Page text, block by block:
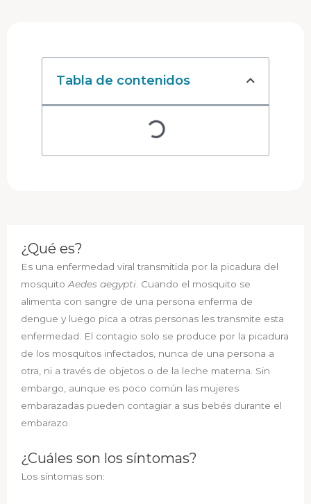
Tabla de contenidos
¿Qué es?
Es una enfermedad viral transmitida por la picadura del
mosquitoAedes aegypti. Cuando el mosquito se
alimenta con sangre de una persona enferma de
dengue y luego pica a otras personas les transmite esta
enfermedad. El contagio solo se produce por la picadura
de los mosquitos infectados, nunca de una persona a
otra, ni a través de objetos o de la leche materna. Sin
embargo, aunque es poco común las mujeres
embarazadas pueden contagiar a sus bebés durante el
embarazo.
¿Cuáles son los síntomas?
Los síntomas son: